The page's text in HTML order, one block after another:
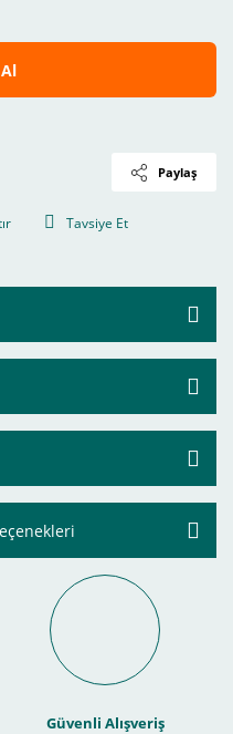
Paylaş
Tavsiye Et
Güvenli Alışveriş